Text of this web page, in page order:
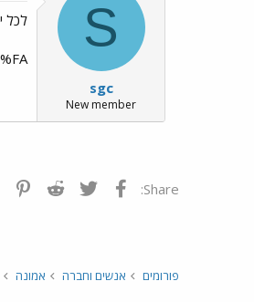
א
י
ך
S
sgc
New member
לכל
Share: פייסבוק Twitter
Reddit
פורומים אנשים וחברה אמונה